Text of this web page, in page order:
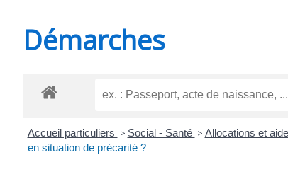
Démarches
Accueil particuliers > Social - Santé > Allocations et
en situation de précarité ?